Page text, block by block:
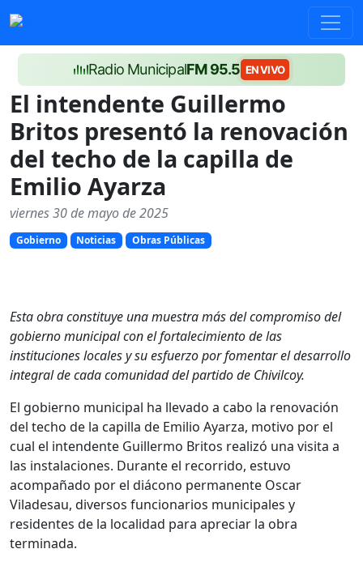
Radio MunicipalFM 95.5 EN VIVO
El intendente Guillermo
Britos presentó la renovación
del techo de la capilla de
Emilio Ayarza
viernes 30 de mayo de 2025
Gobierno Noticias Obras Públicas
Esta obra constituye una muestra más del compromiso del
gobierno municipal con el fortalecimiento de las
instituciones locales y su esfuerzo por fomentar el desarrollo
integral de cada comunidad del partido de Chivilcoy.
El gobierno municipal ha llevado a cabo la renovación
del techo de la capilla de Emilio Ayarza, motivo por el
cual el intendente Guillermo Britos realizó una visita a
las instalaciones. Durante el recorrido, estuvo
acompañado por el diácono permanente Oscar
Viladesau, diversos funcionarios municipales y
residentes de la localidad para apreciar la obra
terminada.